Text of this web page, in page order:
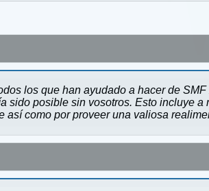
los que han ayudado a hacer de
sido posible sin vosotros. Esto incluye
así como por proveer una valiosa